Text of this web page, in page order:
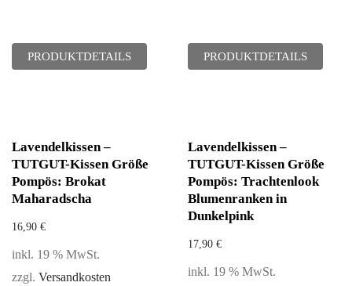
PRODUKTDETAILS PRODUKTDETAILS
Lavendelkissen –
TUTGUT-Kissen Größe
Pompös: Brokat
Maharadscha
16,90 €
inkl. 19 % MwSt.
zzgl. Versandkosten
Lavendelkissen –
TUTGUT-Kissen Größe
Pompös: Trachtenlook
Blumenranken in
Dunkelpink
17,90 €
inkl. 19 % MwSt.